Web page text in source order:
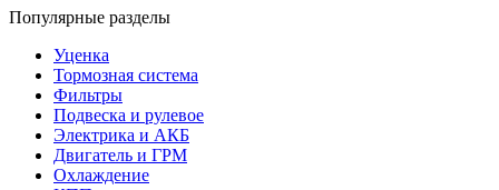
Популярные разделы
Уценка
Тормозная система
Фильтры
Подвеска и рулевое
Электрика и АКБ
Двигатель и ГРМ
Охлаждение